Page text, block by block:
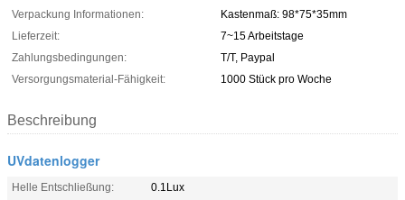
Verpackung Informationen:
Kastenmaß: 98*75*35mm
Lieferzeit:
7~15 Arbeitstage
Zahlungsbedingungen:
T/T, Paypal
Versorgungsmaterial-Fähigkeit:
1000 Stück pro Woche
Beschreibung
UVdatenlogger
Helle Entschließung:
0.1Lux